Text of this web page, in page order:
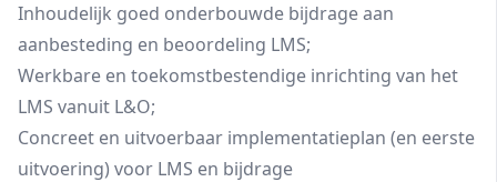
Inhoudelijk goed onderbouwde bijdrage aan
aanbesteding en beoordeling LMS;
Werkbare en toekomstbestendige inrichting van het
LMS vanuit L&O;
Concreet en uitvoerbaar implementatieplan (en eerste
uitvoering) voor LMS en bijdrage